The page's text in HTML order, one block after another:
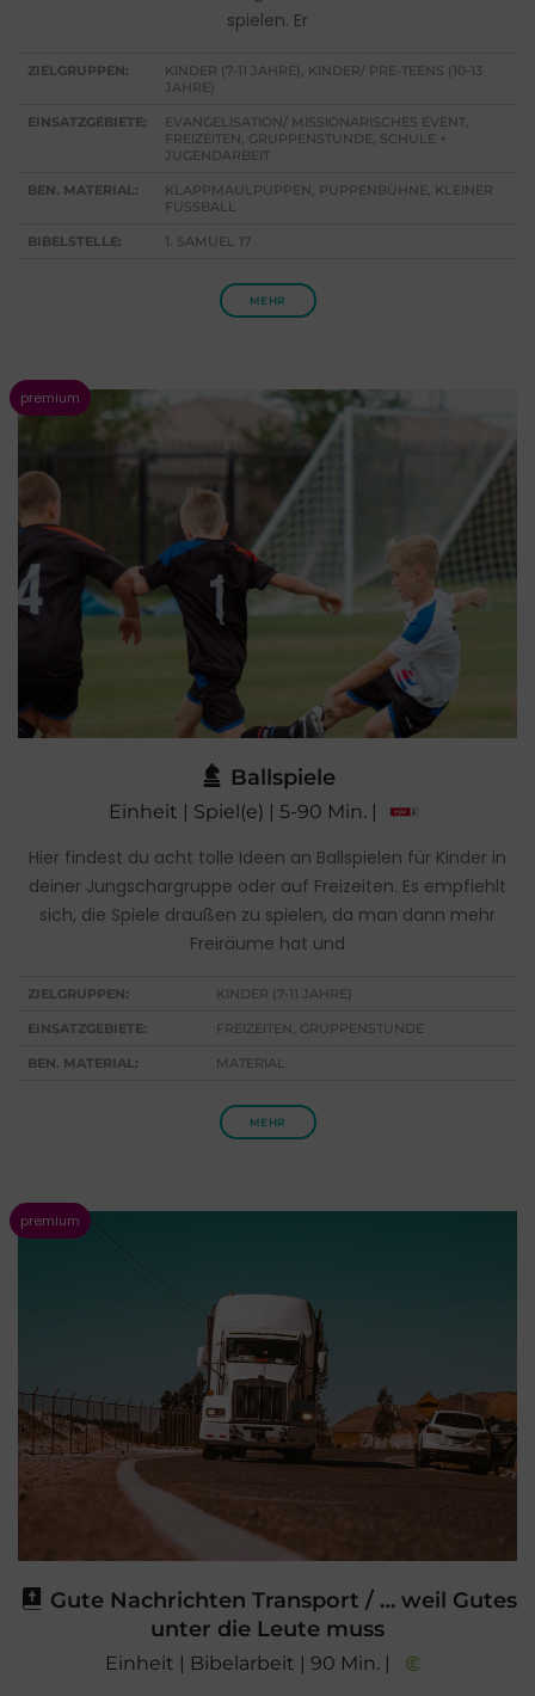
spielen. Er
ZIELGRUPPEN:
KINDER (7-11 JAHRE), KINDER/ PRE-TEENS (10-13
JAHRE)
EINSATZGEBIETE:
EVANGELISATION/ MISSIONARISCHES EVENT,
FREIZEITEN, GRUPPENSTUNDE, SCHULE +
JUGENDARBEIT
BEN. MATERIAL:
KLAPPMAULPUPPEN, PUPPENBÜHNE, KLEINER
FUSSBALL
BIBELSTELLE: 1. SAMUEL 17
MEHR
Ballspiele
Einheit | Spiel(e) | 5-90 Min. |
Hier findest du acht tolle Ideen an Ballspielen für Kinder in
deiner Jungschargruppe oder auf Freizeiten. Es empfiehlt
sich, die Spiele draußen zu spielen, da man dann mehr
Freiräume hat und
ZIELGRUPPEN: KINDER (7-11 JAHRE)
EINSATZGEBIETE: FREIZEITEN, GRUPPENSTUNDE
BEN. MATERIAL: MATERIAL
MEHR
Gute Nachrichten Transport / … weil Gutes
unter die Leute muss
Einheit | Bibelarbeit | 90 Min. |